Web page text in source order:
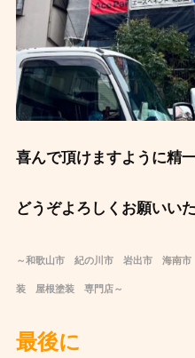
喜んで頂けますように精
どうぞよろしくお願いい
～和歌山市 紀の川市 岩出市 海南
装 屋根塗装 専門店～
最後に ️